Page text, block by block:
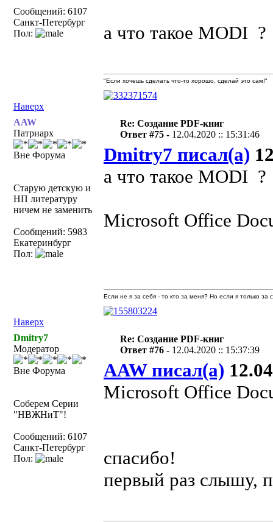
Сообщений: 6107
Санкт-Петербург
Пол:
а что такое MODI ?
Наверх
"Если хочешь сделать что-то хорошо, сделай это сам!"
AAW
Патриарх
Вне Форума
Старую детскую и
НП литературу
ничем не заменить
Сообщений: 5983
Екатеринбург
Пол:
Re: Создание PDF-книг
Ответ #75 - 12.04.2020 :: 15:31:46
Dmitry7 писал(а)
а что такое MODI ?
Microsoft Office
Наверх
Если не я за себя - то кто за меня? Но если я только
Dmitry7
Модератор
Вне Форума
Соберем Серии
"НВЖНиТ"!
Сообщений: 6107
Санкт-Петербург
Пол:
Re: Создание PDF-книг
Ответ #76 - 12.04.2020 :: 15:37:39
AAW писал(а)
Microsoft Office
спасибо!
первый раз слышу,